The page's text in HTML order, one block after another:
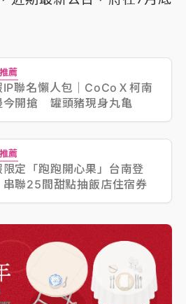
薦
IP聯名懶人包｜CoCoＸ柯南
今開搶 罐頭豬現身丸亀
薦
限定「跑跑開心果」台南登
聯25間甜點抽飯店住宿券